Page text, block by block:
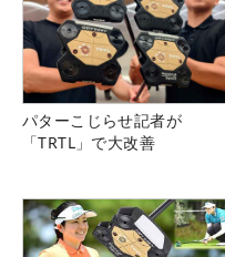
パターこじらせ記者が
「TRTL」で大改善